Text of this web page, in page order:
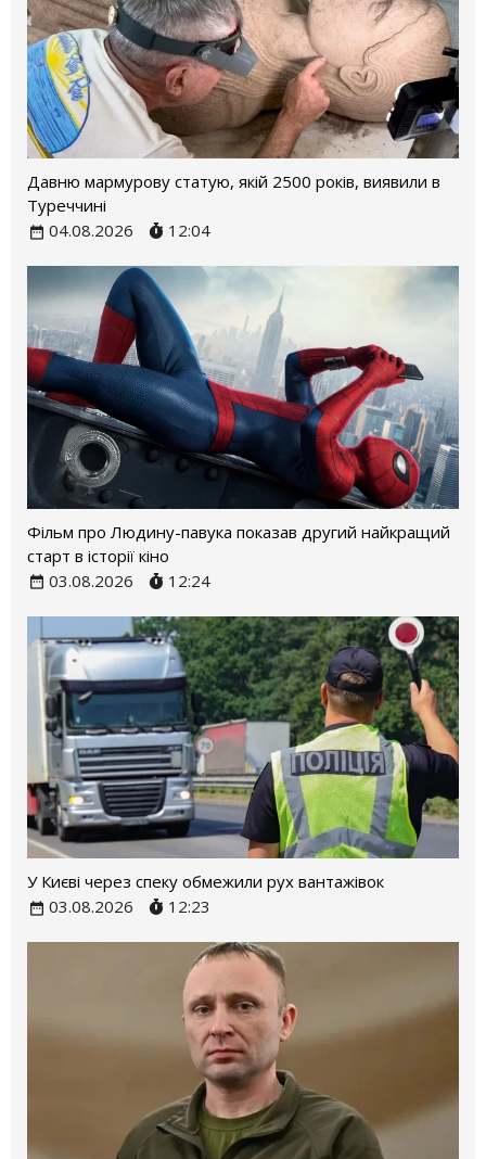
Давню мармурову статую, якій 2500 років, виявили в
Туреччині
04.08.2026
12:04
Фільм про Людину-павука показав другий найкращий
старт в історії кіно
03.08.2026
12:24
У Києві через спеку обмежили рух вантажівок
03.08.2026
12:23